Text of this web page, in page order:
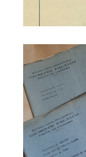
Municipio 1926